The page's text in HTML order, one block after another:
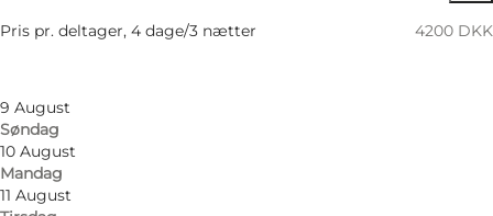
7 August
Fredag
9 August
Søndag
10 August
Mandag
11 August
Pris pr. deltager, 4 dage/3 nætter 4200 DKK
Venner, Min partner, Mig selv